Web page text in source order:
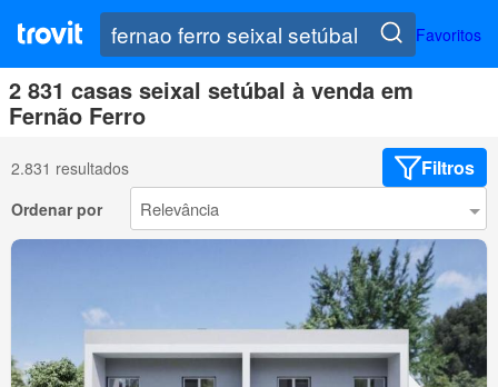
Favoritos
2 831 casas seixal setúbal à venda em
Fernão Ferro
2.831 resultados Filtros
Ordenar por